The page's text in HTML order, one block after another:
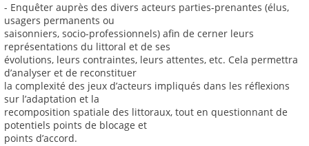
- Enquêter auprès des divers acteurs parties-prenantes (élus,
usagers permanents ou
saisonniers, socio-professionnels) afin de cerner leurs
représentations du littoral et de ses
évolutions, leurs contraintes, leurs attentes, etc. Cela permettra
d’analyser et de reconstituer
la complexité des jeux d’acteurs impliqués dans les réflexions
sur l’adaptation et la
recomposition spatiale des littoraux, tout en questionnant de
potentiels points de blocage et
points d’accord.